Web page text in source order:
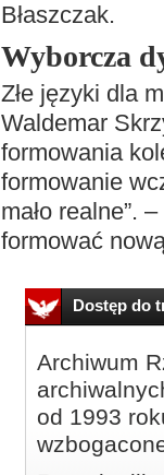
Błaszczak.
Wyborcza
Złe języki dla
Waldemar
formowania
formowanie
mało realne”.
formować
Dostęp do
Archiwum
od 1993